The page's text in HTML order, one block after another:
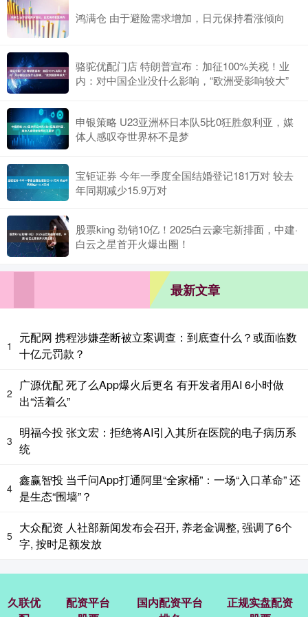
鸿满仓 由于避险需求增加，日元保持看涨倾向
骆驼优配门店 特朗普宣布：加征100%关税！业
内：对中国企业没什么影响，“欧洲受影响较大”
申银策略 U23亚洲杯日本队5比0狂胜叙利亚，媒
体人感叹夺世界杯不是梦
宝钜证券 今年一季度全国结婚登记181万对 较去
年同期减少15.9万对
股票king 劲销10亿！2025白云豪宅新排面，中建·
白云之星首开火爆出圈！
最新文章
1
元配网 携程涉嫌垄断被立案调查：到底查什么？或面临数
十亿元罚款？
2
广源优配 死了么App爆火后更名 有开发者用AI 6小时做
出“活着么”
3
明福今投 张文宏：拒绝将AI引入其所在医院的电子病历系
统
4
鑫赢智投 当千问App打通阿里“全家桶”：一场“入口革命” 还
是生态“围墙”？
5
大众配资 人社部新闻发布会召开, 养老金调整, 强调了6个
字, 按时足额发放
久联优
配资平台
国内配资平台
正规实盘配资